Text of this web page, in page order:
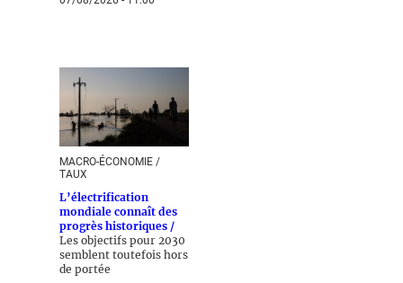
MACRO-ÉCONOMIE /
TAUX
L’électrification
mondiale connaît des
progrès historiques /
Les objectifs pour 2030
semblent toutefois hors
de portée